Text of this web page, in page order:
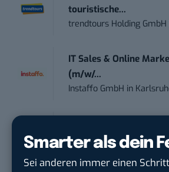
Smarter als dein
Sei anderen immer einen
touristische...
trendtours Holding GmbH
IT Sales & Online
(m/w/...
Instaffo GmbH in
Marketing /...